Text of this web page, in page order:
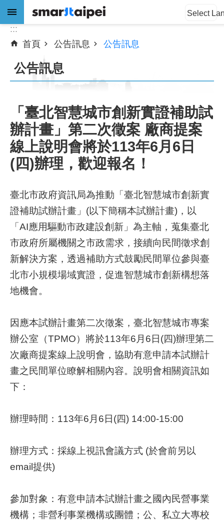
跳到主要內容區塊
進
搜
尋
公
告
訊
息
關
於
我
們
補
助
計
畫
年
場
域
試
辦
檔
載
網
導
頁
Select
:::
首頁
公告訊息 公告訊息
公告訊息
「臺北智慧城市創新實證補助試
辦計畫」第二次徵案 廠商提案
線上說明會將於113年6月6日
(四)辦理，歡迎報名！
臺北市政府資訊局為推動「臺北智慧城市創新實
證補助試辦計畫」(以下簡稱本試辦計畫)，以
「AI應用驅動市政建設創新」為主軸，蒐集臺北
市政府所屬機關之市政需求，接續向民間徵求創
新解決方案，透過補助方式鼓勵民間單位參與臺
北市小規模場域實證，促進智慧城市創新構想落
地機會。
因應本試辦計畫第二次徵案，臺北智慧城市專案
辦公室（TPMO）將於113年6月6日(四)辦理第二
次廠商提案線上說明會，協助有意申請本試辦計
畫之民間單位瞭解相關內容。說明會相關資訊如
下：
辦理時間：113年6月6日(四) 14:00-15:00
辦理方式：採線上視訊會議方式 (於會前另以
email提供)
參加對象：有意申請本試辦計畫之國內民營事業
機構；非營利事業機構或團體；公、私立大專校